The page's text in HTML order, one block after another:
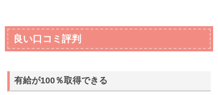
良い口コミ評判
有給が100％取得できる